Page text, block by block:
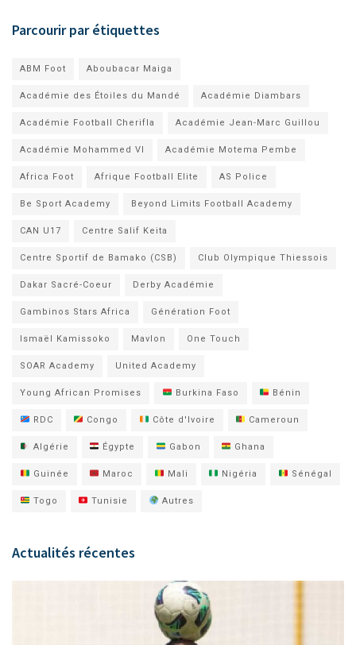
Parcourir par étiquettes
ABM Foot Aboubacar Maiga
Académie des Étoiles du Mandé Académie Diambars
Académie Football Cherifla Académie Jean-Marc Guillou
Académie Mohammed VI Académie Motema Pembe
Africa Foot Afrique Football Elite AS Police
Be Sport Academy Beyond Limits Football Academy
CAN U17 Centre Salif Keita
Centre Sportif de Bamako (CSB) Club Olympique Thiessois
Dakar Sacré-Coeur Derby Académie
Gambinos Stars Africa Génération Foot
Ismaël Kamissoko Mavlon One Touch
SOAR Academy United Academy
Young African Promises Burkina Faso Bénin
RDC Congo Côte d'Ivoire Cameroun
Algérie Égypte Gabon Ghana
Guinée Maroc Mali Nigéria Sénégal
Togo Tunisie Autres
Actualités récentes